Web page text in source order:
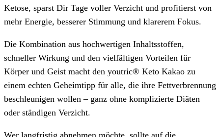
Ketose, sparst Dir Tage voller Verzicht und profitierst von
mehr Energie, besserer Stimmung und klarerem Fokus.
Die Kombination aus hochwertigen Inhaltsstoffen,
schneller Wirkung und den vielfältigen Vorteilen für
Körper und Geist macht den youtric® Keto Kakao zu
einem echten Geheimtipp für alle, die ihre Fettverbrennung
beschleunigen wollen – ganz ohne komplizierte Diäten
oder ständigen Verzicht.